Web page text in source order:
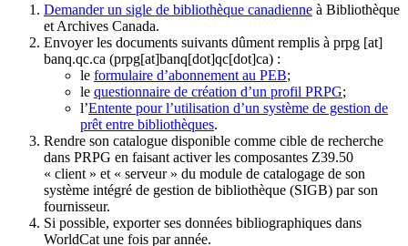
Demander un sigle de bibliothèque canadienne à Bibliothèque
et Archives Canada.
Envoyer les documents suivants dûment remplis à prpg [at]
banq.qc.ca (prpg[at]banq[dot]qc[dot]ca) :
le formulaire d’abonnement au PEB;
le questionnaire de création d’un profil PRPG;
l’Entente pour l’utilisation d’un système de gestion de
prêt entre bibliothèques.
Rendre son catalogue disponible comme cible de recherche
dans PRPG en faisant activer les composantes Z39.50
« client » et « serveur » du module de catalogage de son
système intégré de gestion de bibliothèque (SIGB) par son
fournisseur.
Si possible, exporter ses données bibliographiques dans
WorldCat une fois par année.